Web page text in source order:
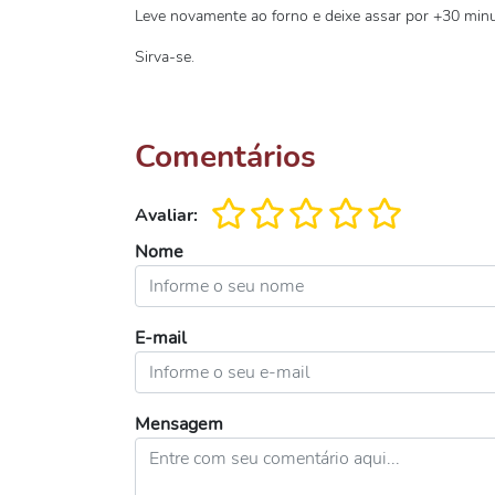
Leve novamente ao forno e deixe assar por +30
Sirva-se.
Comentários
Avaliar:
Nome
E-mail
Mensagem